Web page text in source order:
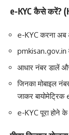
e-KYC कैसे करें?
e-KYC करना अब
pmkisan.gov.in
आधार नंबर डालें
जिनका मोबाइल
जाकर
e-KYC पूरा होने के